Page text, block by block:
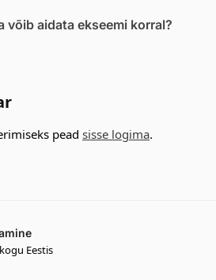
võib aidata ekseemi korral?
pead sisse logima.
Eestis